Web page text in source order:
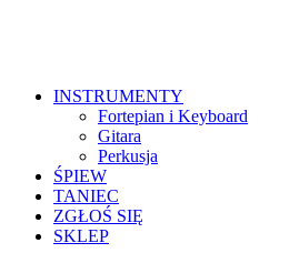
INSTRUMENTY
Fortepian i Keyboard
Gitara
Perkusja
ŚPIEW
TANIEC
ZGŁOŚ SIĘ
SKLEP